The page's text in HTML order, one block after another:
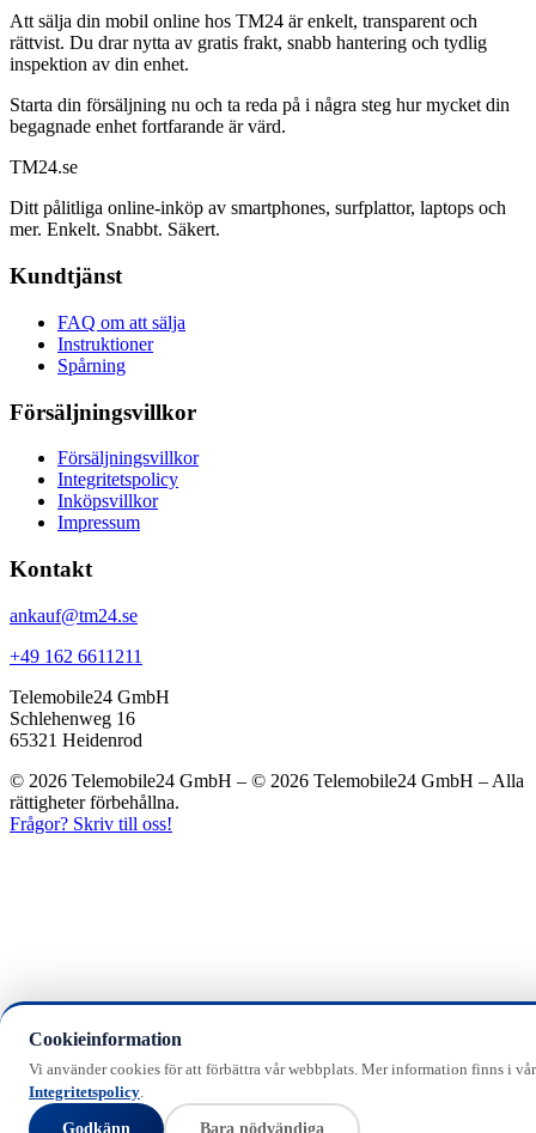
Att sälja din mobil online hos TM24 är enkelt, transparent och
rättvist. Du drar nytta av gratis frakt, snabb hantering och tydlig
inspektion av din enhet.
Starta din försäljning nu och ta reda på i några steg hur mycket din
begagnade enhet fortfarande är värd.
TM24.se
Ditt pålitliga online-inköp av smartphones, surfplattor, laptops och
mer. Enkelt. Snabbt. Säkert.
Kundtjänst
FAQ om att sälja
Instruktioner
Spårning
Försäljningsvillkor
Försäljningsvillkor
Integritetspolicy
Inköpsvillkor
Impressum
Kontakt
ankauf@tm24.se
+49 162 6611211
Telemobile24 GmbH
Schlehenweg 16
65321 Heidenrod
© 2026 Telemobile24 GmbH – © 2026 Telemobile24 GmbH – Alla
rättigheter förbehållna.
Frågor? Skriv till oss!
Cookieinformation
Vi använder cookies för att förbättra vår webbplats. Mer information finns i vår
Integritetspolicy.
Godkänn Bara nödvändiga